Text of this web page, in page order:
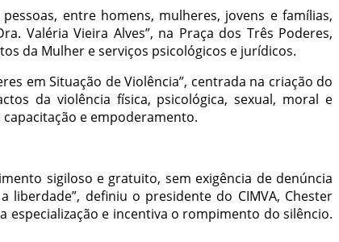
entre homens, mulheres, jovens e famílias,
Valéria Vieira Alves”, na Praça dos Três Poderes,
da Mulher e serviços psicológicos e jurídicos.
em Situação de Violência”, centrada na criação do
da violência física, psicológica, sexual, moral e
e empoderamento.
sigiloso e gratuito, sem exigência de denúncia
definiu o presidente do CIMVA, Chester
especialização e incentiva o rompimento do silêncio.